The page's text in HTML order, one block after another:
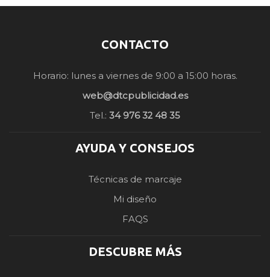
CONTACTO
Horario: lunes a viernes de 9:00 a 15:00 horas.
web@dtcpublicidad.es
Tel.: 34 976 32 48 35
AYUDA Y CONSEJOS
Técnicas de marcaje
Mi diseño
FAQS
DESCUBRE MÁS